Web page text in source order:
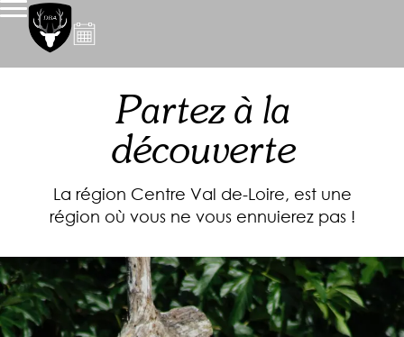
Partez à la
découverte
La région Centre Val de-Loire, est une
région où vous ne vous ennuierez pas !